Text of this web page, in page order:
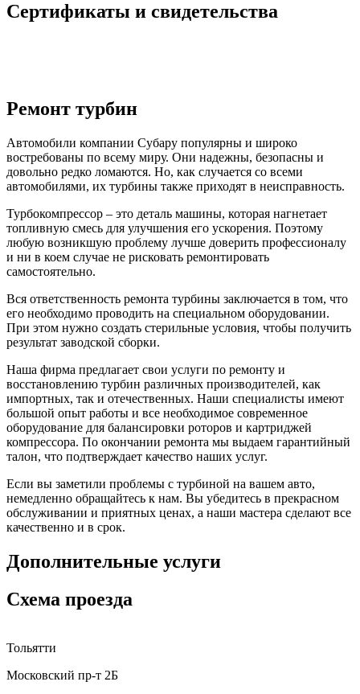
Сертификаты и свидетельства
Ремонт турбин
Автомобили компании Субару популярны и широко
востребованы по всему миру. Они надежны, безопасны и
довольно редко ломаются. Но, как случается со всеми
автомобилями, их турбины также приходят в неисправность.
Турбокомпрессор – это деталь машины, которая нагнетает
топливную смесь для улучшения его ускорения. Поэтому
любую возникшую проблему лучше доверить профессионалу
и ни в коем случае не рисковать ремонтировать
самостоятельно.
Вся ответственность ремонта турбины заключается в том, что
его необходимо проводить на специальном оборудовании.
При этом нужно создать стерильные условия, чтобы получить
результат заводской сборки.
Наша фирма предлагает свои услуги по ремонту и
восстановлению турбин различных производителей, как
импортных, так и отечественных. Наши специалисты имеют
большой опыт работы и все необходимое современное
оборудование для балансировки роторов и картриджей
компрессора. По окончании ремонта мы выдаем гарантийный
талон, что подтверждает качество наших услуг.
Если вы заметили проблемы с турбиной на вашем авто,
немедленно обращайтесь к нам. Вы убедитесь в прекрасном
обслуживании и приятных ценах, а наши мастера сделают все
качественно и в срок.
Дополнительные услуги
Схема проезда
Тольятти
Московский пр-т 2Б